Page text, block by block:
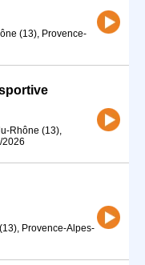
(13), Provence-
Rhône (13),
2026
Provence-Alpes-